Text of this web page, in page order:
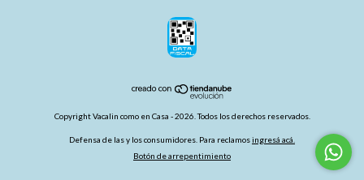
Copyright Vacalin como en Casa - 2026. Todos los derechos reservados.
Defensa de las y los consumidores. Para reclamosingresá acá.
Botón de arrepentimiento